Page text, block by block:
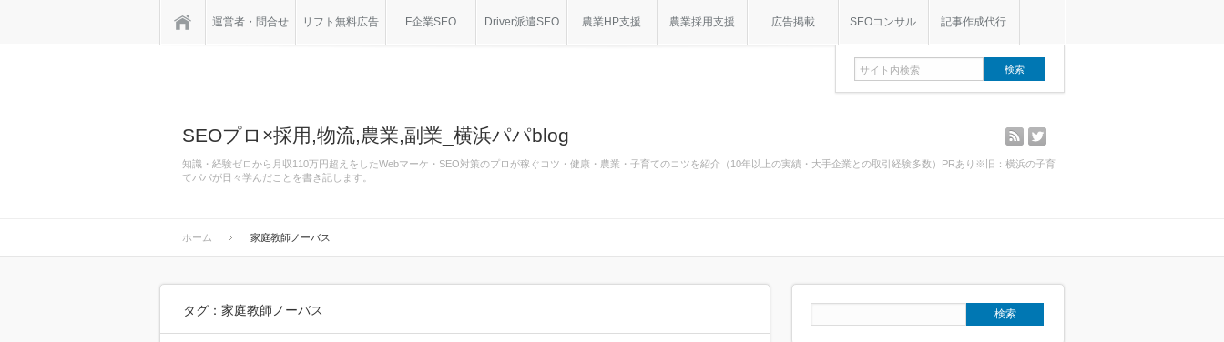
運営者・問合せ リフト無料広告 F企業SEO Driver派遣SEO 農業HP支援 農業採用支援 広告掲載 SEOコンサル 記事作成代行
SEOプロ×採用,物流,農業,副業_横浜パパblog
知識・経験ゼロから月収110万円超えをしたWebマーケ・SEO対策のプロが稼ぐコツ・健康・農業・子育てのコツを紹介（10年以上の実績・大手企業との取引経験多数）PRあり※旧：横浜の子育
てパパが日々学んだことを書き記します。
rss
ホーム 家庭教師ノーバス
タグ：家庭教師ノーバス